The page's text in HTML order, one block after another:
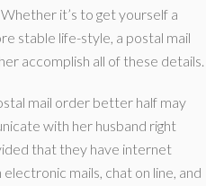
it’s to get yourself a
stable life-style, a postal mail
accomplish all of these details.
mail order better half may
with her husband right
that they have internet
mails, chat on line, and